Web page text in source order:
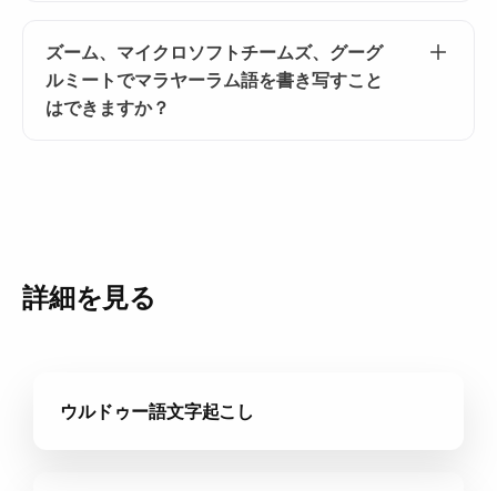
です。Tactiqは音声を録音せずにリアルタイムで文
字起こしを行います。すべての文字起こしはテキ
ストとして保存され、共有しない限り本人にのみ
表示されます。
ズーム、マイクロソフトチームズ、グーグ
ルミートでマラヤーラム語を書き写すこと
はできますか？
詳細を見る
ウルドゥー語文字起こし